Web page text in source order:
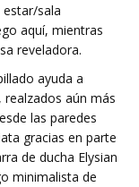
estar/sala
aquí, mientras
reveladora.
ayuda a
aún más
las paredes
gracias en parte
de ducha Elysian
minimalista de